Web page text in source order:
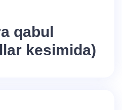
qabul
kesimida)